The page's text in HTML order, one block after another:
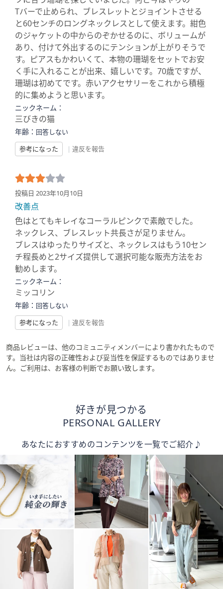
Tバーで止められ、ブレスレットとジョイントさせる
と60センチのロングネックレスとして使えます。紺色
のジャケットの中からのぞかせるのに、ボリュームが
あり、付けて外出するのにテンションが上がりそうで
す。ピアスもかわいくて、本物の珊瑚をセットでお安
く手に入れることが出来、嬉しいです。70歳ですが、
珊瑚は初めてです。赤いアクセサリーをこれから積極
的に集めようと思います。
ニックネーム：
三びきの猫
年齢： 回答しない
参考になった
| 違反を報告
投稿日 2023年10月10日
改善点
色はとてもキレイなコーラルピンクで素敵でした。
ネックレス、ブレスレット共長さが足りません。
ブレスはゆったりサイズと、ネックレスはもう10セン
チ程長めと2サイズ提供して選択可能な販売方法をお
勧めします。
ニックネーム：
ミッコリン
年齢： 回答しない
参考になった
| 違反を報告
商品レビューは、他のコミュニティメンバーにより書かれたもので
す。当社は内容の正確性および妥当性を保証するものではありませ
ん。ご利用は、お客様の判断でお願い致します。
好きが見つかる
PERSONAL GALLERY
あなたにおすすめのコンテンツを一覧でご紹介♪